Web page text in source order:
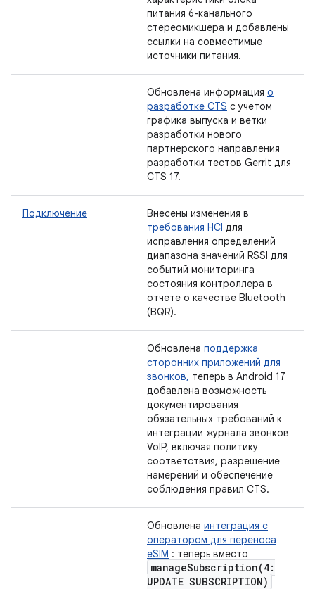
питания 6-канального
стереомикшера и добавлены
ссылки на совместимые
источники питания.
Обновлена ​​информация о
разработке CTS с учетом
графика выпуска и ветки
разработки нового
партнерского направления
разработки тестов Gerrit для
CTS 17.
Подключение
Внесены изменения в
требования HCI для
исправления определений
диапазона значений RSSI для
событий мониторинга
состояния контроллера в
отчете о качестве Bluetooth
(BQR).
Обновлена ​​поддержка
сторонних приложений для
звонков, теперь в Android 17
добавлена ​​возможность
документирования
обязательных требований к
интеграции журнала звонков
VoIP, включая политику
соответствия, разрешение
намерений и обеспечение
соблюдения правил CTS.
Обновлена ​​интеграция с
оператором для переноса
eSIM : теперь вместо
manageSubscription(4:
UPDATE SUBSCRIPTION)